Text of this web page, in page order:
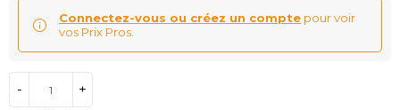
Connectez-vous ou créez un compte pour voir
vos Prix Pros.
- +